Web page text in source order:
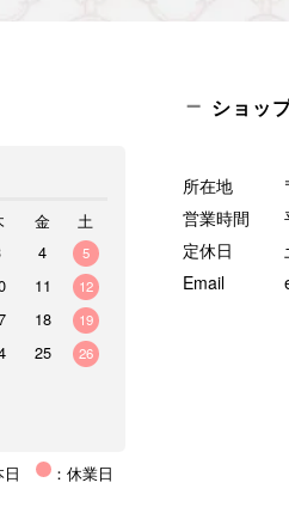
金
土
4
5
11
12
18
19
25
26
日 ：休業日
ショッ
所在地
営業時間
定休日
Email